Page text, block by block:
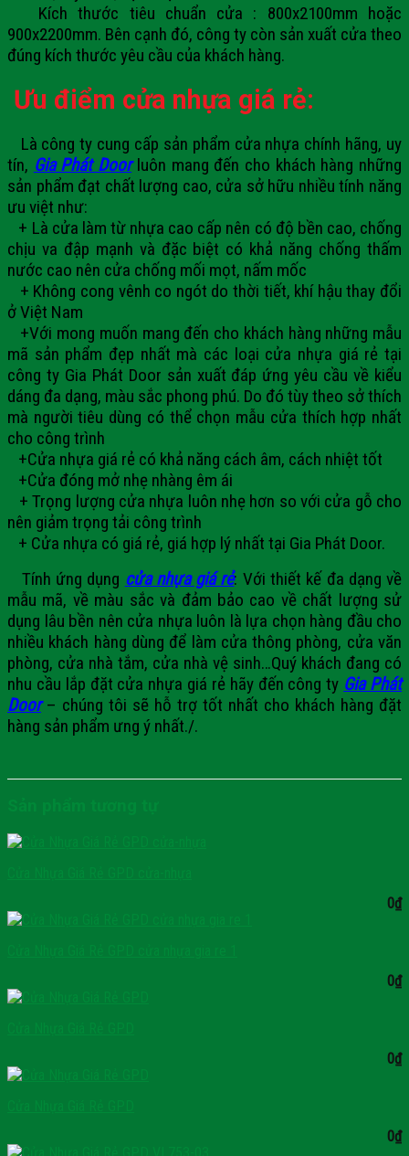
Kích thước tiêu chuẩn cửa : 800x2100mm hoặc
900x2200mm. Bên cạnh đó, công ty còn sản xuất cửa theo
đúng kích thước yêu cầu của khách hàng.
Ưu điểm cửa nhựa giá rẻ:
Là công ty cung cấp sản phẩm cửa nhựa chính hãng, uy
tín, Gia Phát Doorluôn mang đến cho khách hàng những
sản phẩm đạt chất lượng cao, cửa sở hữu nhiều tính năng
ưu việt như:
+ Là cửa làm từ nhựa cao cấp nên có độ bền cao, chống
chịu va đập mạnh và đặc biệt có khả năng chống thấm
nước cao nên cửa chống mối mọt, nấm mốc
+ Không cong vênh co ngót do thời tiết, khí hậu thay đổi
ở Việt Nam
+Với mong muốn mang đến cho khách hàng những mẫu
mã sản phẩm đẹp nhất mà các loại cửa nhựa giá rẻ tại
công ty Gia Phát Door sản xuất đáp ứng yêu cầu về kiểu
dáng đa dạng, màu sắc phong phú. Do đó tùy theo sở thích
mà người tiêu dùng có thể chọn mẫu cửa thích hợp nhất
cho công trình
+Cửa nhựa giá rẻ có khả năng cách âm, cách nhiệt tốt
+Cửa đóng mở nhẹ nhàng êm ái
+ Trọng lượng cửa nhựa luôn nhẹ hơn so với cửa gỗ cho
nên giảm trọng tải công trình
+ Cửa nhựa có giá rẻ, giá hợp lý nhất tại Gia Phát Door.
Tính ứng dụng cửa nhựa giá rẻ: Với thiết kế đa dạng về
mẫu mã, về màu sắc và đảm bảo cao về chất lượng sử
dụng lâu bền nên cửa nhựa luôn là lựa chọn hàng đầu cho
nhiều khách hàng dùng để làm cửa thông phòng, cửa văn
phòng, cửa nhà tắm, cửa nhà vệ sinh…Quý khách đang có
nhu cầu lắp đặt cửa nhựa giá rẻ hãy đến công ty Gia Phát
Door– chúng tôi sẽ hỗ trợ tốt nhất cho khách hàng đặt
hàng sản phẩm ưng ý nhất./.
0₫
0₫
0₫
0₫